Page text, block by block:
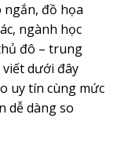
ngắn, đồ họa
ngành học
đô – trung
dưới đây
uy tín cùng mức
dễ dàng so